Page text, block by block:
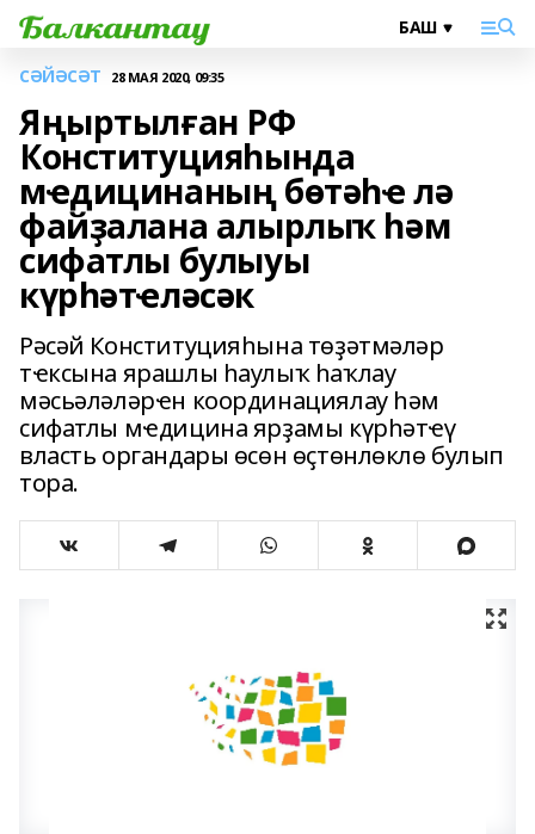
СӘЙӘСӘТ 28 МАЯ 2020, 09:35
Яңыртылған РФ
Конституцияһында
мҽдицинаның бөтәһҽ лә
файҙалана алырлыҡ һәм
сифатлы булыуы
күрһәтҽләсәк
Рәсәй Конституцияһына төҙәтмәләр
тҽксына ярашлы һаулыҡ һаҡлау
мәсьәләләрҽн координациялау һәм
сифатлы мҽдицина ярҙамы күрһәтҽү
власть органдары өсөн өҫтөнлөклө булып
тора.